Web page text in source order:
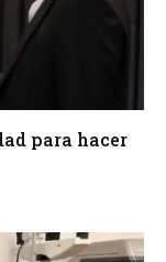
para hacer